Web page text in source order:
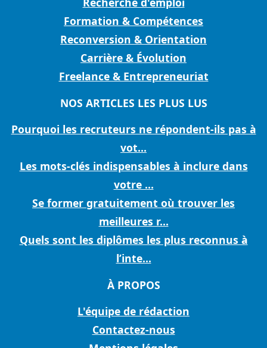
Formation & Compétences
Reconversion & Orientation
Carrière & Évolution
Freelance & Entrepreneuriat
NOS ARTICLES LES PLUS LUS
Pourquoi les recruteurs ne répondent-ils pas à
vot...
Les mots-clés indispensables à inclure dans
votre ...
Se former gratuitement où trouver les
meilleures r...
Quels sont les diplômes les plus reconnus à
l’inte...
À PROPOS
L'équipe de rédaction
Contactez-nous